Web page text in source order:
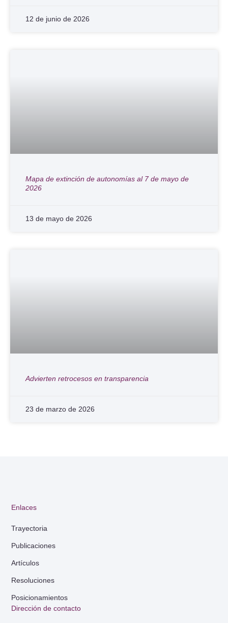
12 de junio de 2026
Mapa de extinción de autonomías al 7 de mayo de
2026
13 de mayo de 2026
Advierten retrocesos en transparencia
23 de marzo de 2026
Dirección de contacto
Enlaces
Trayectoria
Publicaciones
Artículos
Resoluciones
Posicionamientos